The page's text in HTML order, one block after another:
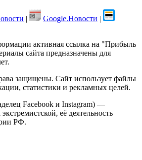
| Google.Новости |
активная ссылка на "Прибыль
сайта предназначены для
защищены. Сайт использует файлы
статистики и рекламных целей.
Facebook и Instagram) —
её деятельность
РФ.